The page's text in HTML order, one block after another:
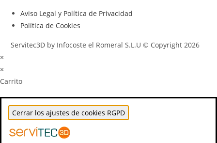
Aviso Legal y Política de Privacidad
Política de Cookies
Servitec3D by Infocoste el Romeral S.L.U © Copyright 2026
×
×
Carrito
Cerrar los ajustes de cookies RGPD